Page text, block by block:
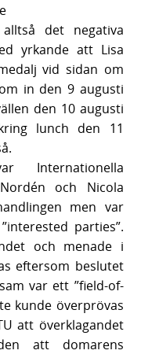
det negativa
yrkande att Lisa
vid sidan om
in den 9 augusti
den 10 augusti
lunch den 11
Internationella
och Nicola
men var
parties”.
och menade i
eftersom beslutet
var ett ”field-of-
kunde överprövas
att överklagandet
att domarens